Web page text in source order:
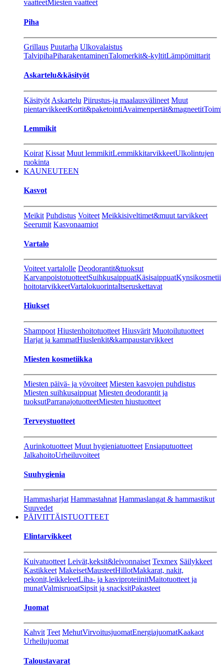
vaatteetMiesten vaatteet
Piha
Grillaus Puutarha Ulkovalaistus
TalvipihaPiharakentaminenTalomerkit&-kyltitLämpömittarit
Askartelu&käsityöt
Käsityöt Askartelu Piirustus-ja maalausvälineet Muut
pientarvikkeetKortit&paketointiAvaimenpertät&magneetit
Lemmikit
Koirat Kissat Muut lemmikitLemmikkitarvikkeetUlkolintujen
ruokinta
KAUNEUTEEN
Kasvot
Meikit Puhdistus Voiteet Meikkisiveltimet&muut tarvikkeet
Seerumit Kasvonaamiot
Vartalo
Voiteet vartalolle Deodorantit&tuoksut
KarvanpoistotuotteetSuihkusaippuatKäsisaippuat
hoitotarvikkeetVartalokuorintaItseruskettavat
Hiukset
Shampoot Hiustenhoitotuotteet Hiusvärit Muotoilutuotteet
Harjat ja kammatHiuslenkit&kampaustarvikkeet
Miesten kosmetiikka
Miesten päivä- ja yövoiteet Miesten kasvojen puhdistus
Miesten suihkusaippuat Miesten deodorantit ja
tuoksutParranajotuotteetMiesten hiustuotteet
Terveystuotteet
Aurinkotuotteet Muut hygieniatuotteet Ensiaputuotteet
JalkahoitoUrheiluvoiteet
Suuhygienia
Hammasharjat Hammastahnat Hammaslangat & hammastikut
Suuvedet
PÄIVITTÄISTUOTTEET
Elintarvikkeet
Kuivatuotteet Leivät,keksit&leivonnaiset Texmex Säilykkeet
Kastikkeet MakeisetMausteetHillotMakkarat, nakit,
pekonit,leikkeleetLiha- ja kasviproteiinitMaitotuotteet ja
munatValmisruoatSipsit ja snacksitPakasteet
Juomat
Kahvit Teet MehutVirvoitusjuomatEnergiajuomatKaakaot
Urheilujuomat
Taloustavarat